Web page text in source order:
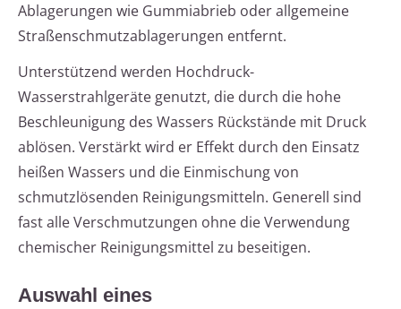
Ablagerungen wie Gummiabrieb oder allgemeine
Straßenschmutzablagerungen entfernt.
Unterstützend werden Hochdruck-
Wasserstrahlgeräte genutzt, die durch die hohe
Beschleunigung des Wassers Rückstände mit Druck
ablösen. Verstärkt wird er Effekt durch den Einsatz
heißen Wassers und die Einmischung von
schmutzlösenden Reinigungsmitteln. Generell sind
fast alle Verschmutzungen ohne die Verwendung
chemischer Reinigungsmittel zu beseitigen.
Auswahl eines